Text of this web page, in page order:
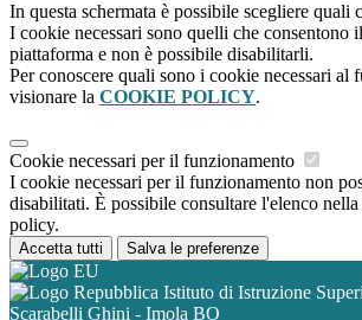
In questa schermata è possibile scegliere quali
I cookie necessari sono quelli che consentono
piattaforma e non è possibile disabilitarli.
Per conoscere quali sono i cookie necessari al
visionare la COOKIE POLICY.
Cookie necessari per il funzionamento
I cookie necessari per il funzionamento non
disabilitati. È possibile consultare l'elenco
policy.
Accetta tutti Salva le preferenze
Istituto di Istruzione
Scarabelli Ghini - Imola BO